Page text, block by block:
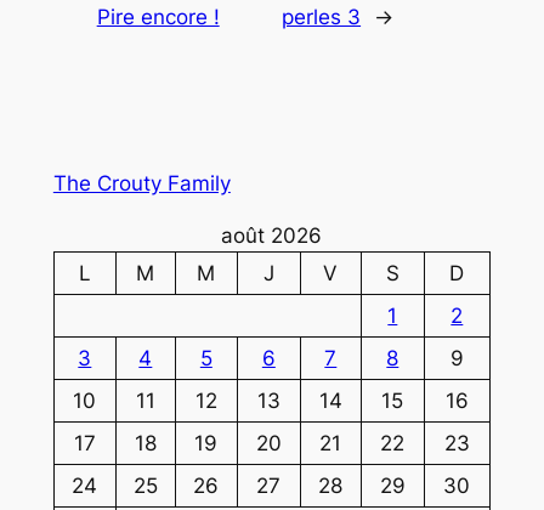
Pire encore !
perles 3
→
The Crouty Family
août 2026
L
M M J V S
D
1
2
3
4 5 6 7 8
9
10
11 12 13 14 15
16
17
18 19 20 21 22
23
24
25 26 27 28 29
30